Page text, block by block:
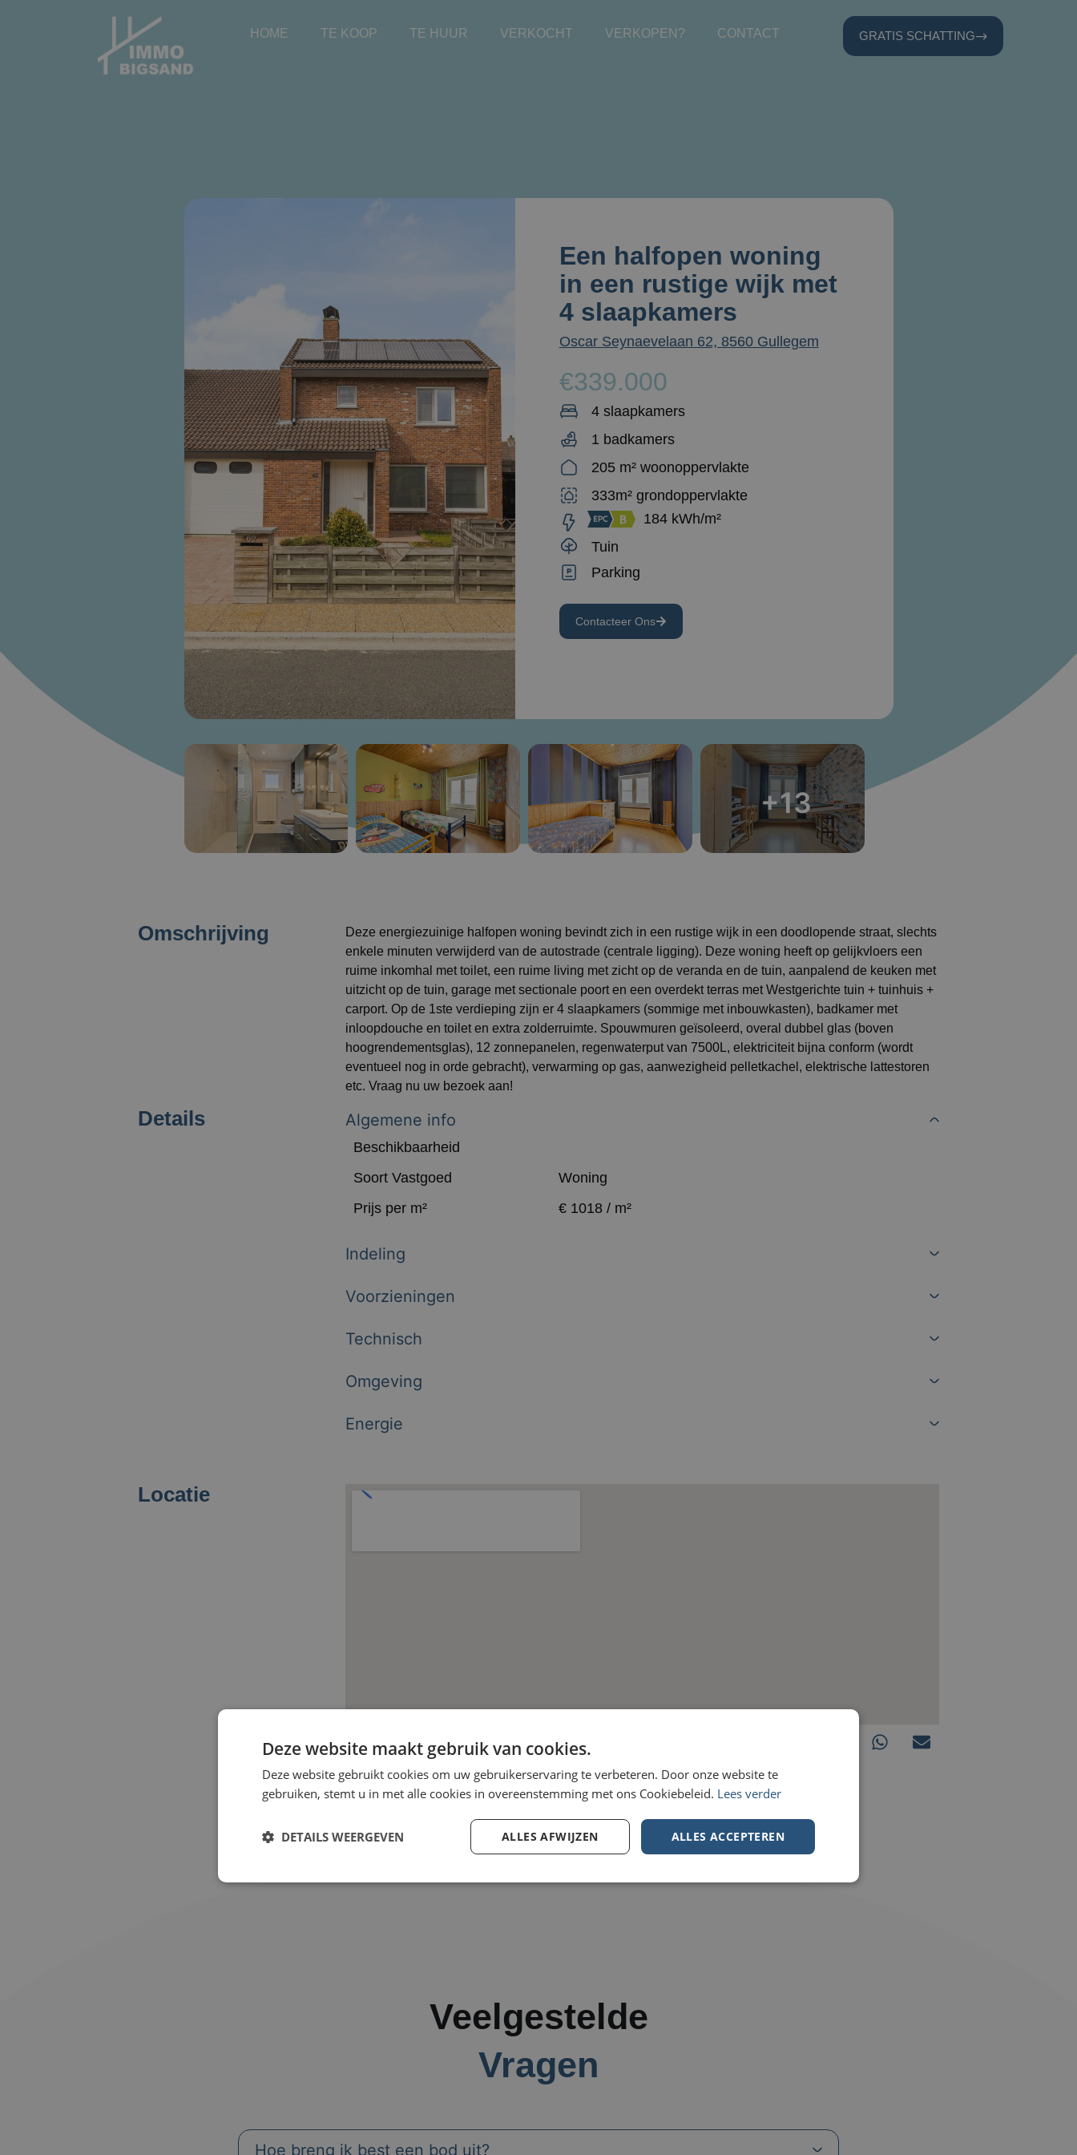
HOME TE KOOP TE HUUR VERKOCHT VERKOPEN? CONTACT GRATIS SCHATTING
Een halfopen woning
in een rustige wijk met
4 slaapkamers
Oscar Seynaevelaan 62, 8560 Gullegem
€339.000
4 slaapkamers
1 badkamers
205 m² woonoppervlakte
333m² grondoppervlakte
184 kWh/m²
Tuin
Parking
Contacteer Ons
+13
Omschrijving
Deze energiezuinige halfopen woning bevindt zich in een rustige wijk in een doodlopende straat, slechts
enkele minuten verwijderd van de autostrade (centrale ligging). Deze woning heeft op gelijkvloers een
ruime inkomhal met toilet, een ruime living met zicht op de veranda en de tuin, aanpalend de keuken met
uitzicht op de tuin, garage met sectionale poort en een overdekt terras met Westgerichte tuin + tuinhuis +
carport. Op de 1ste verdieping zijn er 4 slaapkamers (sommige met inbouwkasten), badkamer met
inloopdouche en toilet en extra zolderruimte. Spouwmuren geïsoleerd, overal dubbel glas (boven
hoogrendementsglas), 12 zonnepanelen, regenwaterput van 7500L, elektriciteit bijna conform (wordt
eventueel nog in orde gebracht), verwarming op gas, aanwezigheid pelletkachel, elektrische lattestoren
etc. Vraag nu uw bezoek aan!
Details Algemene info
Beschikbaarheid
Soort Vastgoed
Woning
Prijs per m²
€ 1018 / m²
Indeling
Voorzieningen
Technisch
Omgeving
Energie
Locatie
Veelgestelde
Vragen
Hoe breng ik best een bod uit?
Deze website maakt gebruik van cookies.
Deze website gebruikt cookies om uw gebruikerservaring te verbeteren. Door onze website te
gebruiken, stemt u in met alle cookies in overeenstemming met ons Cookiebeleid. Lees verder
ALLES ACCEPTEREN
ALLES AFWIJZEN
DETAILS WEERGEVEN